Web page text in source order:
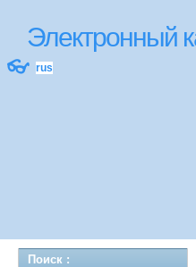
Электронный
👓 rus
Поиск :